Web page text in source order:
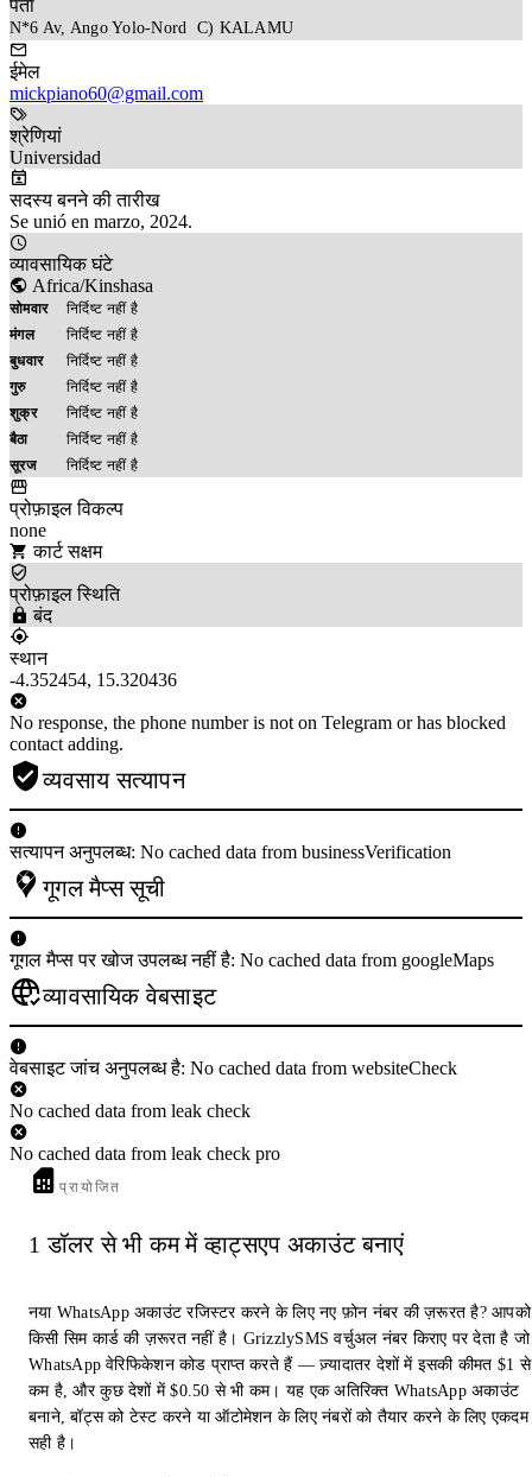
पता
N*6 Av, Ango Yolo-Nord  C) KALAMU
ईमेल
mickpiano60@gmail.com
श्रेणियां
Universidad
सदस्य बनने की तारीख
Se unió en marzo, 2024.
व्यावसायिक घंटे
Africa/Kinshasa
सोमवार
निर्दिष्ट नहीं है
मंगल
निर्दिष्ट नहीं है
बुधवार
निर्दिष्ट नहीं है
गुरु
निर्दिष्ट नहीं है
शुक्र
निर्दिष्ट नहीं है
बैठा
निर्दिष्ट नहीं है
सूरज
निर्दिष्ट नहीं है
प्रोफ़ाइल विकल्प
none
कार्ट सक्षम
प्रोफ़ाइल स्थिति
बंद
स्थान
-4.352454, 15.320436
No response, the phone number is not on Telegram or has blocked
contact adding.
व्यवसाय सत्यापन
सत्यापन अनुपलब्ध: No cached data from businessVerification
गूगल मैप्स सूची
गूगल मैप्स पर खोज उपलब्ध नहीं है: No cached data from googleMaps
व्यावसायिक वेबसाइट
वेबसाइट जांच अनुपलब्ध है: No cached data from websiteCheck
No cached data from leak check
No cached data from leak check pro
प्रायोजित
1 डॉलर से भी कम में व्हाट्सएप अकाउंट बनाएं
नया WhatsApp अकाउंट रजिस्टर करने के लिए नए फ़ोन नंबर की ज़रूरत है? आपको
किसी सिम कार्ड की ज़रूरत नहीं है। GrizzlySMS वर्चुअल नंबर किराए पर देता है जो
WhatsApp वेरिफिकेशन कोड प्राप्त करते हैं — ज़्यादातर देशों में इसकी कीमत $1 से
कम है, और कुछ देशों में $0.50 से भी कम। यह एक अतिरिक्त WhatsApp अकाउंट
बनाने, बॉट्स को टेस्ट करने या ऑटोमेशन के लिए नंबरों को तैयार करने के लिए एकदम
सही है।